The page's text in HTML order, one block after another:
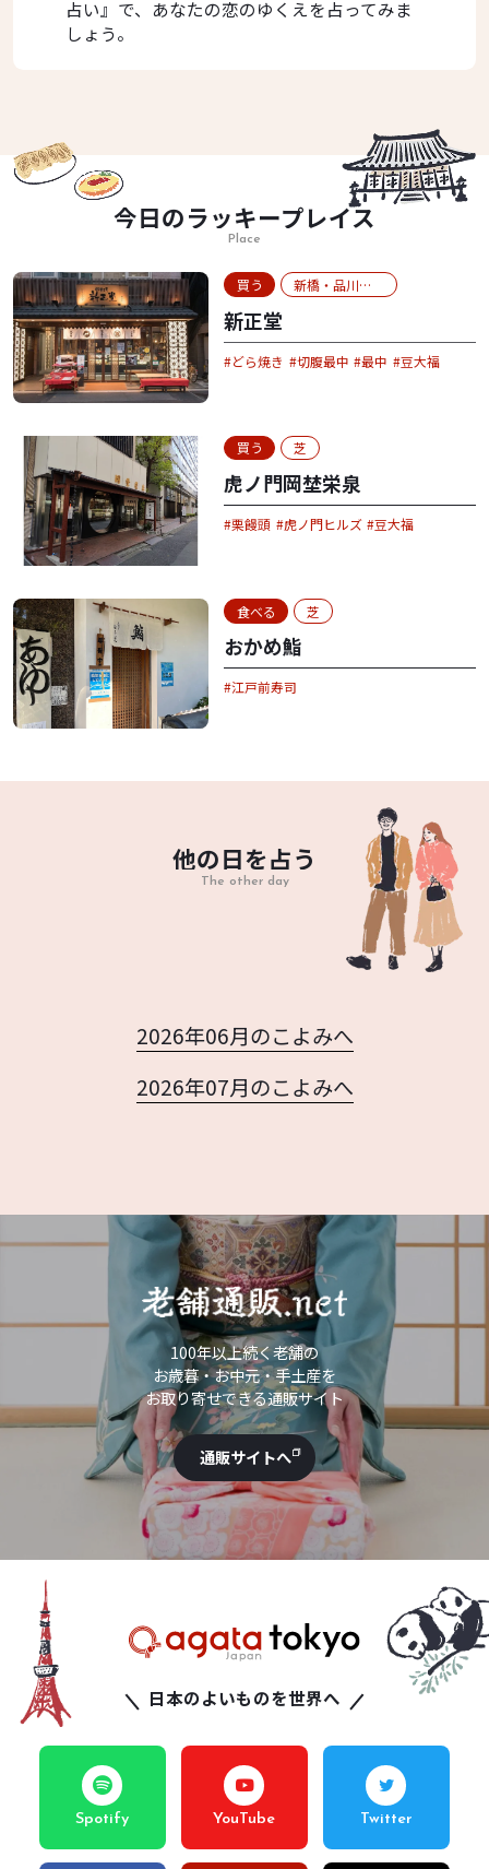
占い』で、あなたの恋のゆくえを占ってみま
しょう。
今日のラッキープレイス
Place
買う 新橋・品川・お台場
新正堂
どら焼き 切腹最中 最中 豆大福
買う 芝
虎ノ門岡埜栄泉
栗饅頭 虎ノ門ヒルズ 豆大福
食べる 芝
おかめ鮨
江戸前寿司
他の日を占う
The other day
2026年06月のこよみへ
2026年07月のこよみへ
100年以上続く老舗の
お歳暮・お中元・手土産を
お取り寄せできる通販サイト
通販サイトへ
日本のよいものを世界へ
Spotify YouTube Twitter